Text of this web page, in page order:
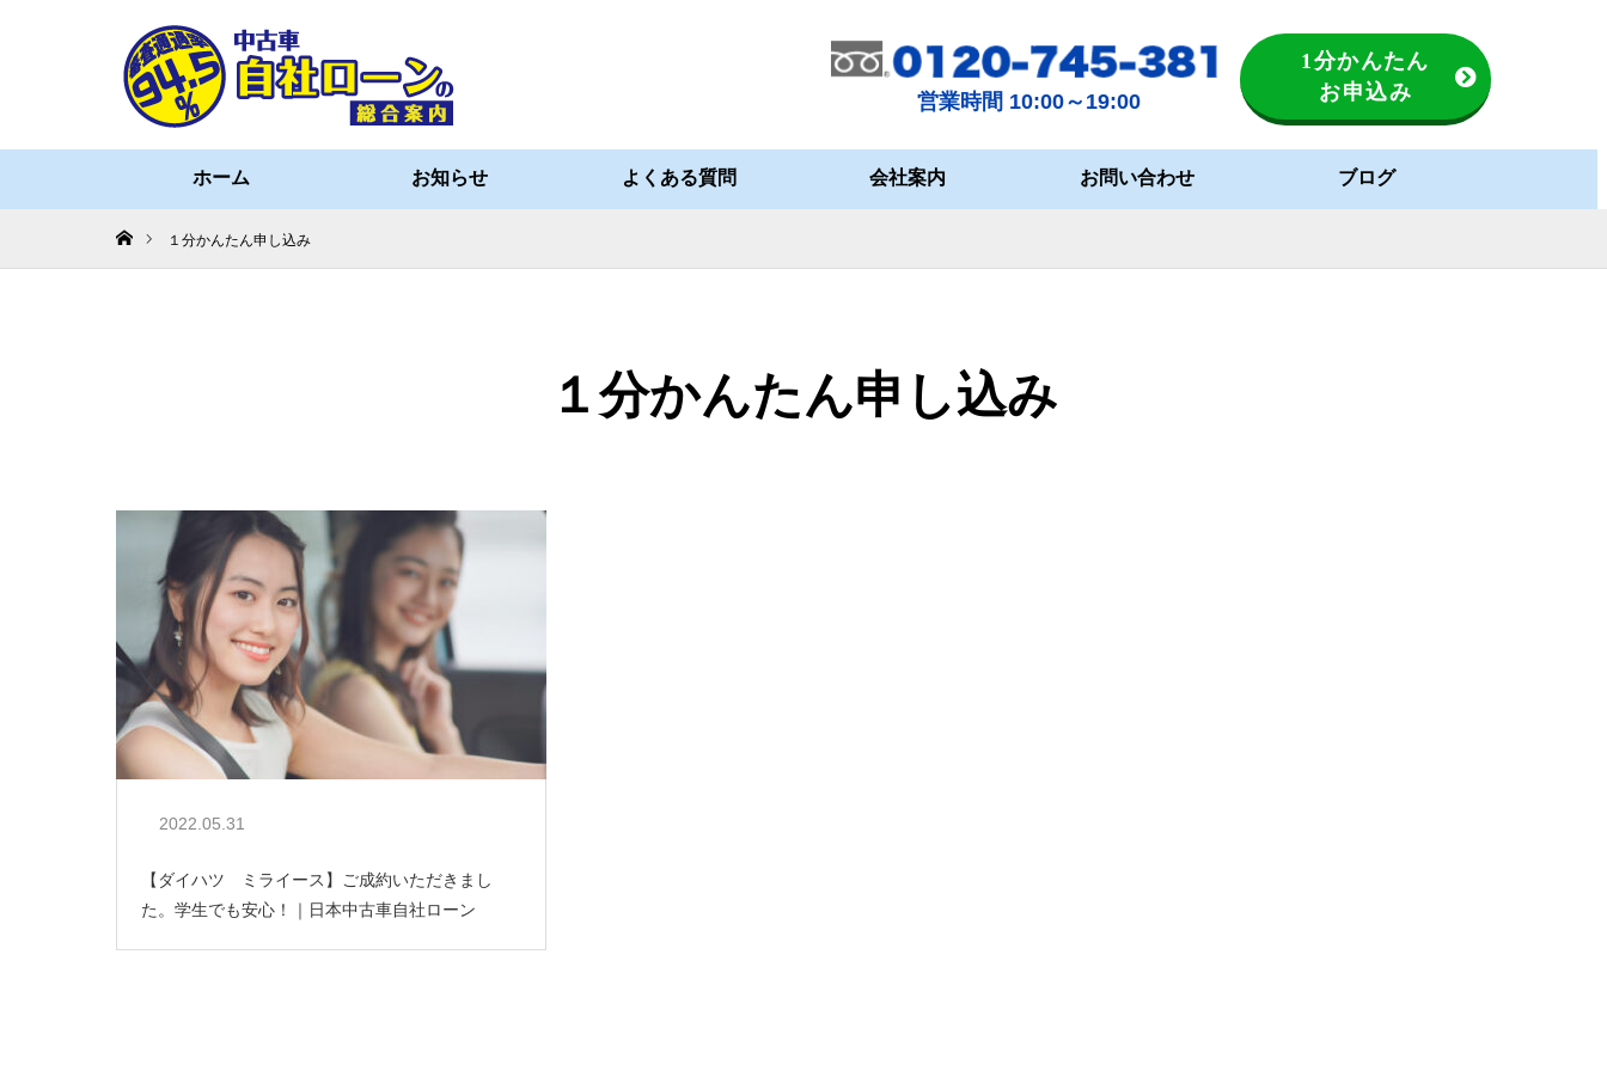
営業時間 10:00～19:00
1分かんたん
お申込み
ホーム お知らせ よくある質問 会社案内 お問い合わせ ブログ
１分かんたん申し込み
１分かんたん申し込み
2022.05.31
【ダイハツ ミライース】ご成約いただきまし
た。学生でも安心！｜日本中古車自社ローン